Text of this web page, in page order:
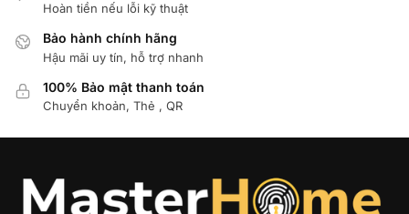
Hoàn tiền nếu lỗi kỹ thuật
Bảo hành chính hãng
Hậu mãi uy tín, hỗ trợ nhanh
100% Bảo mật thanh toán
Chuyển khoản, Thẻ , QR